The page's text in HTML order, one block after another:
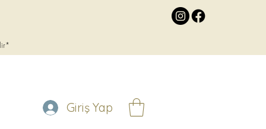
Giriş Yap